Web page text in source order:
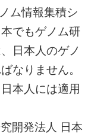
ム情報集積シ
でもゲノム研
日本人のゲノ
なりません。
本人には適用
開発法人 日本